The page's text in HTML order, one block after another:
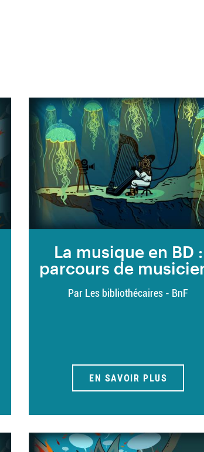
La musique en BD :
parcours de
Par Les bibliothécaires - BnF
EN SAVOIR PLUS